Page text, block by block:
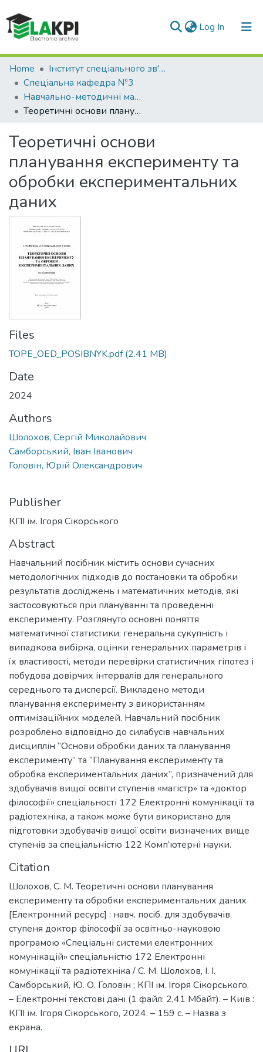
Log In (current)
Communities & Collections
All of DSpace
Statistics
Home
Інститут спеціального зв'язку та захисту інформації (ІСЗЗІ)
Спеціальна кафедра №3
Навчально-методичні матеріали (СК №3)
Теоретичні основи планування експерименту та обробки експериментальних даних
Теоретичні основи
планування експерименту та
обробки експериментальних
даних
Files
TOPE_OED_POSIBNYK.pdf(2.41 MB)
Date
2024
Authors
Шолохов, Сергій Миколайович
Самборський, Іван Іванович
Головін, Юрій Олександрович
Publisher
КПІ ім. Ігоря Сікорського
Abstract
Навчальний посібник містить основи сучасних
методологічних підходів до постановки та обробки
результатів досліджень і математичних методів, які
застосовуються при плануванні та проведенні
експерименту. Розглянуто основні поняття
математичної статистики: генеральна сукупність і
випадкова вибірка, оцінки генеральних параметрів і
їх властивості, методи перевірки статистичних гіпотез і
побудова довірчих інтервалів для генерального
середнього та дисперсії. Викладено методи
планування експерименту з використанням
оптимізаційних моделей. Навчальний посібник
розроблено відповідно до силабусів навчальних
дисциплін “Основи обробки даних та планування
експерименту” та “Планування експерименту та
обробка експериментальних даних”, призначений для
здобувачів вищої освіти ступенів «магістр» та «доктор
філософії» спеціальності 172 Електронні комунікації та
радіотехніка, а також може бути використано для
підготовки здобувачів вищої освіти визначених вище
ступенів за спеціальністю 122 Комп’ютерні науки.
Citation
Шолохов, С. М. Теоретичні основи планування
експерименту та обробки експериментальних даних
[Електронний ресурс] : навч. посіб. для здобувачів
ступеня доктор філософії за освітньо-науковою
програмою «Спеціальні системи електронних
комунікацій» спеціальністю 172 Електронні
комунікації та радіотехніка / С. М. Шолохов, І. І.
Самборський, Ю. О. Головін ; КПІ ім. Ігоря Сікорського.
– Електронні текстові дані (1 файл: 2,41 Мбайт). – Київ :
КПІ ім. Ігоря Сікорського, 2024. – 159 с. – Назва з
екрана.